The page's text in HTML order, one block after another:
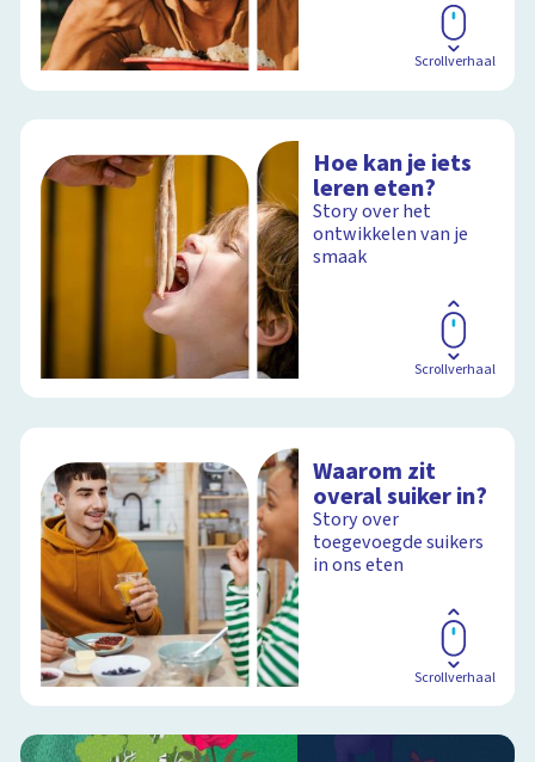
Scrollverhaal
Hoe kan je iets
leren eten?
Story over het
ontwikkelen van je
smaak
Scrollverhaal
Waarom zit
overal suiker in?
Story over
toegevoegde suikers
in ons eten
Scrollverhaal